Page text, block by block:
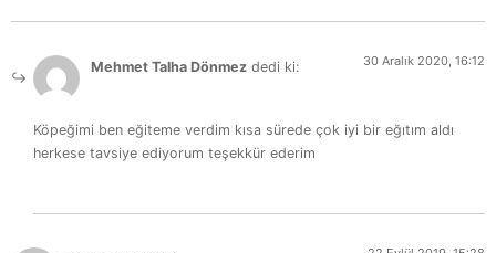
Mehmet Talha Dönmez dedi ki: 30 Aralık 2020, 16:12
Köpeğimi ben eğiteme verdim kısa sürede çok iyi bir eğıtım aldı
herkese tavsiye ediyorum teşekkür ederim